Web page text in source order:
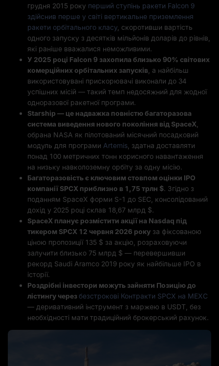
грудня 2015 року перший ступінь ракети Falcon 9
здійснив перше у світі вертикальне приземлення
ракети орбітального класу , скоротивши вартість
одного запуску з десятків мільйонів доларів до рівнів,
які раніше вважалися неможливими.
У 2025 році Falcon 9 захопила близько 90% світових
комерційних орбітальних запусків , а найбільш
використовувані прискорювачі виконали до 34
успішних місій — такий темп недосяжний для жодної
одноразової ракетної програми.
Starship — це надважка повністю багаторазова
система виведення нового покоління від SpaceX
обрана NASA як пілотований місячний посадковий
модуль для програми Artemis , здатна доставляти
понад 100 метричних тонн корисного навантаження
на низьку навколоземну орбіту за одну місію.
Багаторазовість є ключовим стовпом оцінки IPO
компанії SPCX приблизно в 1,75 трлн $. Згідно з
поданням SpaceX форми S-1 до SEC, консолідований
дохід у 2025 році склав 18,67 млрд $.
SpaceX планує розмістити акції на Nasdaq під
тикером SPCX 12 червня 2026 року за фіксованою
ціною пропозиції 135 $ за акцію, розраховуючи
залучити близько 75 млрд $ — перевершивши
рекорд Saudi Aramco 2019 року як найбільше IPO в
історії.
Роздрібні інвестори можуть зайняти Позицію до
лістингу через безстрокові Контракти SPCX на MEXC
— деривативний інструмент з маржею в USDT, без
необхідності мати традиційний брокерський рахунок.